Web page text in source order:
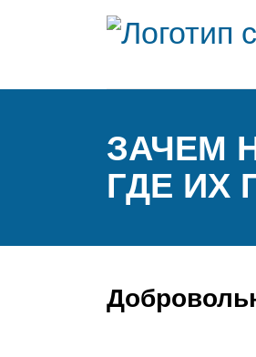
ЗАЧЕМ
ГДЕ ИХ